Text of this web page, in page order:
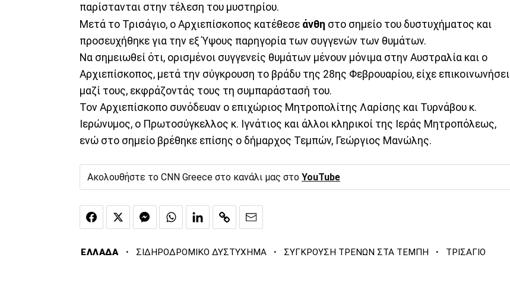
παρίστανται στην τέλεση του μυστηρίου.
Μετά το Τρισάγιο, ο Αρχιεπίσκοπος κατέθεσε άνθη στο σημείο του δυστυχήματος και
προσευχήθηκε για την εξ Ύψους παρηγορία των συγγενών των θυμάτων.
Να σημειωθεί ότι, ορισμένοι συγγενείς θυμάτων μένουν μόνιμα στην Αυστραλία και ο
Αρχιεπίσκοπος, μετά την σύγκρουση το βράδυ της 28ης Φεβρουαρίου, είχε επικοινωνήσει
μαζί τους, εκφράζοντάς τους τη συμπαράστασή του.
Τον Αρχιεπίσκοπο συνόδευαν ο επιχώριος Μητροπολίτης Λαρίσης και Τυρνάβου κ.
Ιερώνυμος, ο Πρωτοσύγκελλος κ. Ιγνάτιος και άλλοι κληρικοί της Ιεράς Μητροπόλεως,
ενώ στο σημείο βρέθηκε επίσης ο δήμαρχος Τεμπών, Γεώργιος Μανώλης.
Ακολουθήστε το CNN Greece στο κανάλι μας στο YouTube
ΕΛΛΑΔΑ · ΣΙΔΗΡΟΔΡΟΜΙΚΟ ΔΥΣΤΥΧΗΜΑ · ΣΥΓΚΡΟΥΣΗ ΤΡΕΝΩΝ ΣΤΑ ΤΕΜΠΗ · ΤΡΙΣΑΓΙΟ